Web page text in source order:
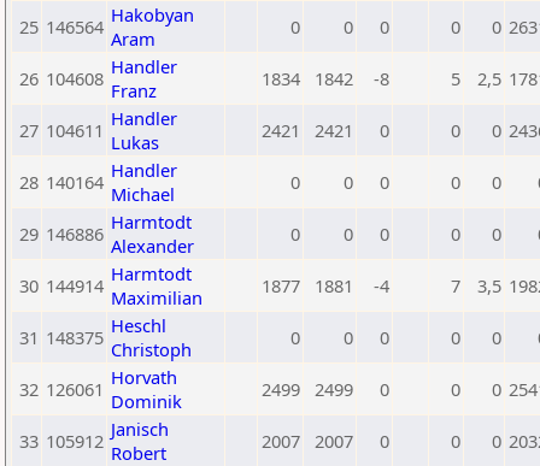
25 146564 Hakobyan
Aram
0 0 0 0 0
26 104608 Handler
Franz
1834 1842 -8 5 2,5
27 104611 Handler
Lukas
2421 2421 0 0 0
28 140164 Handler
Michael
0 0 0 0 0
29 146886 Harmtodt
Alexander
0 0 0 0 0
30 144914 Harmtodt
Maximilian
1877 1881 -4 7 3,5
31 148375 Heschl
Christoph
0 0 0 0 0
32 126061 Horvath
Dominik
2499 2499 0 0 0
33 105912 Janisch
Robert
2007 2007 0 0 0